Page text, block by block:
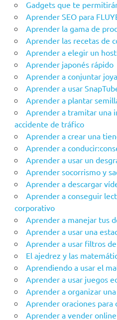
Gadgets que te
Aprender SEO para
Aprender la gama de
Aprender las recetas de
Aprender a elegir un
Aprender japonés rápido
Aprender a conjuntar
Aprender a usar
Aprender a plantar
Aprender a tramitar una
accidente de tráfico
Aprender a crear una
Aprender a
Aprender a usar un
Aprender socorrismo y
Aprender a descargar
Aprender a conseguir
corporativo
Aprender a manejar tus
Aprender a usar una
Aprender a usar filtros
El ajedrez y las
Aprendiendo a usar el
Aprender a usar juegos
Aprender a organizar
Aprender oraciones para
Aprender a vender